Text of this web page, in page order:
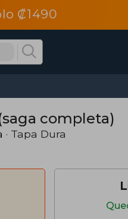
₡1490
completa)
· Tapa Dura